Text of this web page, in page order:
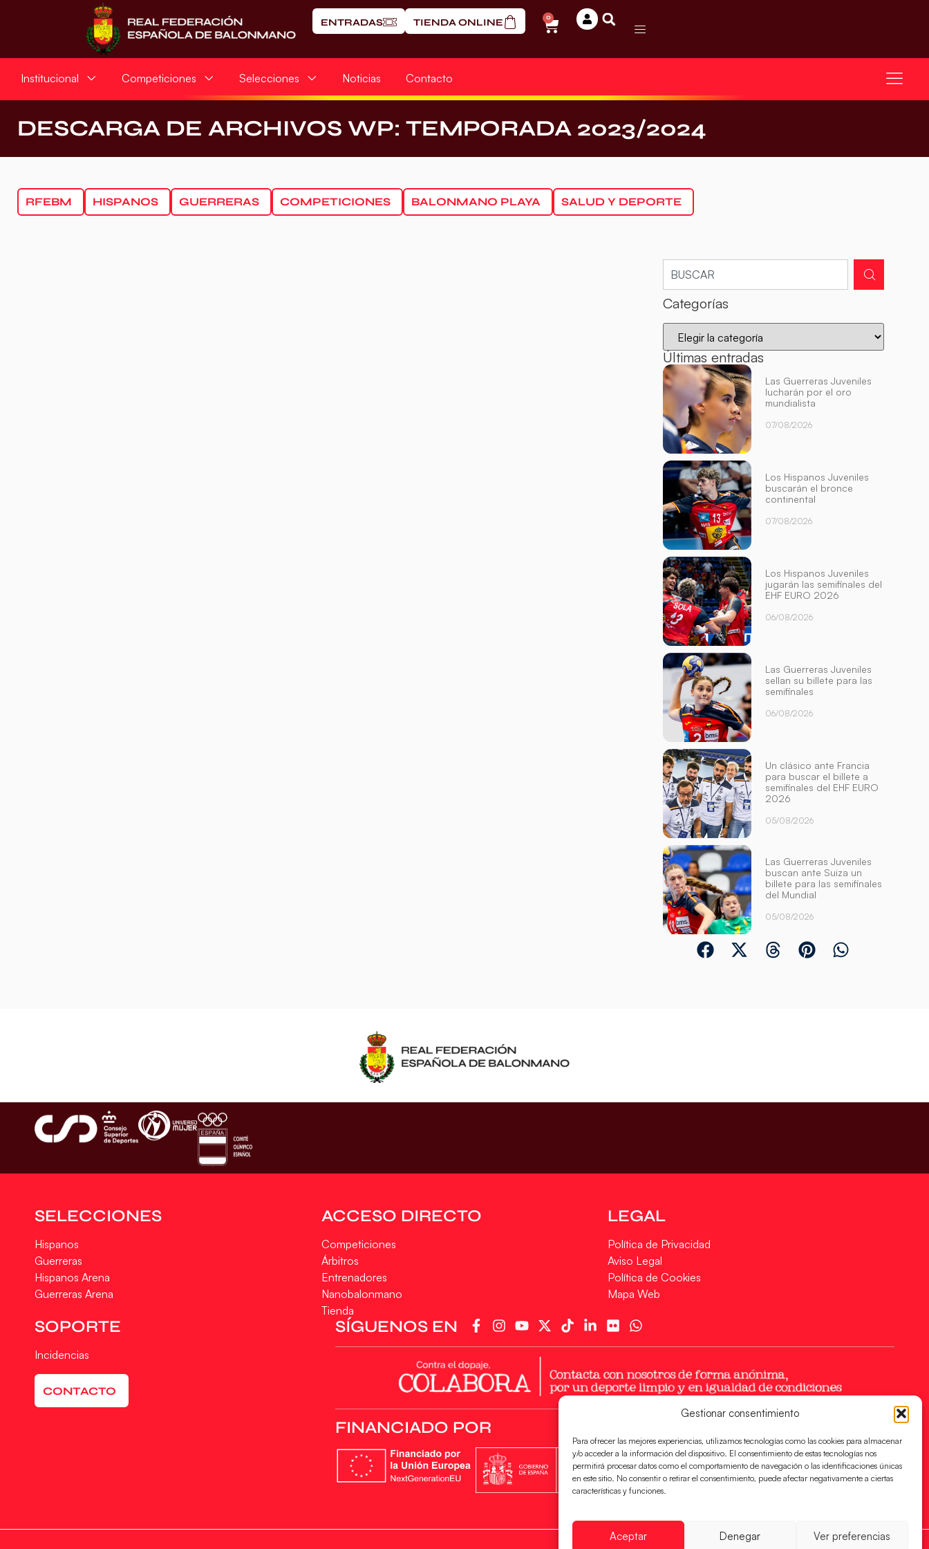
Gestionar consentimiento
Para ofrecer las mejores experiencias, utilizamos tecnologías como las cookies para almacenar
y/o acceder a la información del dispositivo. El consentimiento de estas tecnologías nos
permitirá procesar datos como el comportamiento de navegación o las identificaciones únicas
en este sitio. No consentir o retirar el consentimiento, puede afectar negativamente a ciertas
características y funciones.
Aceptar Denegar Ver preferencias
ENTRADAS TIENDA ONLINE 0
Institucional Competiciones Selecciones Noticias Contacto
DESCARGA DE ARCHIVOS WP: TEMPORADA 2023/2024
RFEBM HISPANOS GUERRERAS COMPETICIONES BALONMANO PLAYA SALUD Y DEPORTE
Categorías
Últimas entradas
Las Guerreras Juveniles
lucharán por el oro
mundialista
07/08/2026
Los Hispanos Juveniles
buscarán el bronce
continental
07/08/2026
Los Hispanos Juveniles
jugarán las semifinales del
EHF EURO 2026
06/08/2026
Las Guerreras Juveniles
sellan su billete para las
semifinales
06/08/2026
Un clásico ante Francia
para buscar el billete a
semifinales del EHF EURO
2026
05/08/2026
Las Guerreras Juveniles
buscan ante Suiza un
billete para las semifinales
del Mundial
05/08/2026
SELECCIONES
Hispanos
Guerreras
Hispanos Arena
Guerreras Arena
ACCESO DIRECTO
Competiciones
Árbitros
Entrenadores
Nanobalonmano
Tienda
LEGAL
Política de Privacidad
Aviso Legal
Política de Cookies
Mapa Web
SOPORTE
Incidencias
CONTACTO
SÍGUENOS EN
FINANCIADO POR